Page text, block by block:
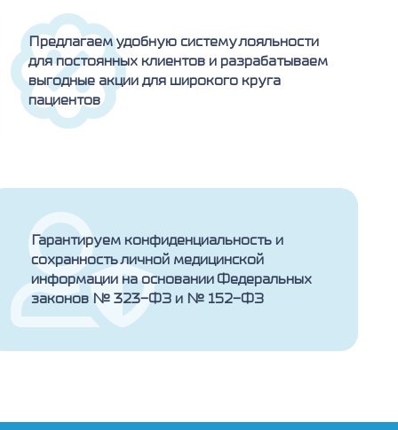
Предлагаем удобную систему лояльности
для постоянных клиентов и разрабатываем
выгодные акции для широкого круга
пациентов
Гарантируем конфиденциальность и
сохранность личной медицинской
информации на основании Федеральных
законов № 323-ФЗ и № 152-ФЗ